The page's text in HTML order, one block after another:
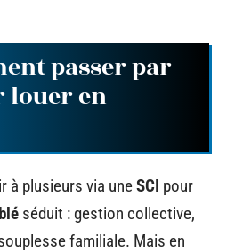
passer par
louer en
à plusieurs via uneSCI pour
séduit : gestion collective,
familiale. Mais en